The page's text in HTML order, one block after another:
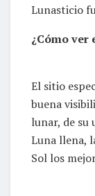
Lunasticio
¿Cómo ver
El sitio
buena
lunar, de su
Luna llena,
Sol los